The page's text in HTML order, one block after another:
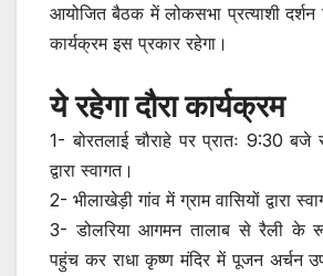
आयोजित बैठक में लोकसभा प्रत्याशी दर्शन
कार्यक्रम इस प्रकार रहेगा।
ये रहेगा दौरा कार्यक्रम
1- बोरतलाई चौराहे पर प्रातः 9:30 बजे
द्वारा स्वागत।
2- भीलाखेड़ी गांव में ग्राम वासियों द्वारा
3- डोलरिया आगमन तालाब से रैली के
पहुंच कर राधा कृष्ण मंदिर में पूजन अर्चन